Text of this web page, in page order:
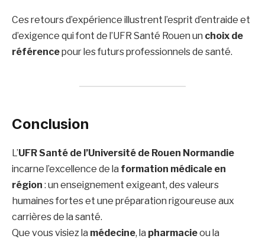
Ces retours d’expérience illustrent l’esprit d’entraide et
d’exigence qui font de l’UFR Santé Rouen un choix de
référencepour les futurs professionnels de santé.
Conclusion
L’UFR Santé de l’Université de Rouen Normandie
incarne l’excellence de la formation médicale en
région : un enseignement exigeant, des valeurs
humaines fortes et une préparation rigoureuse aux
carrières de la santé.
Que vous visiez la médecine, la pharmacieou la